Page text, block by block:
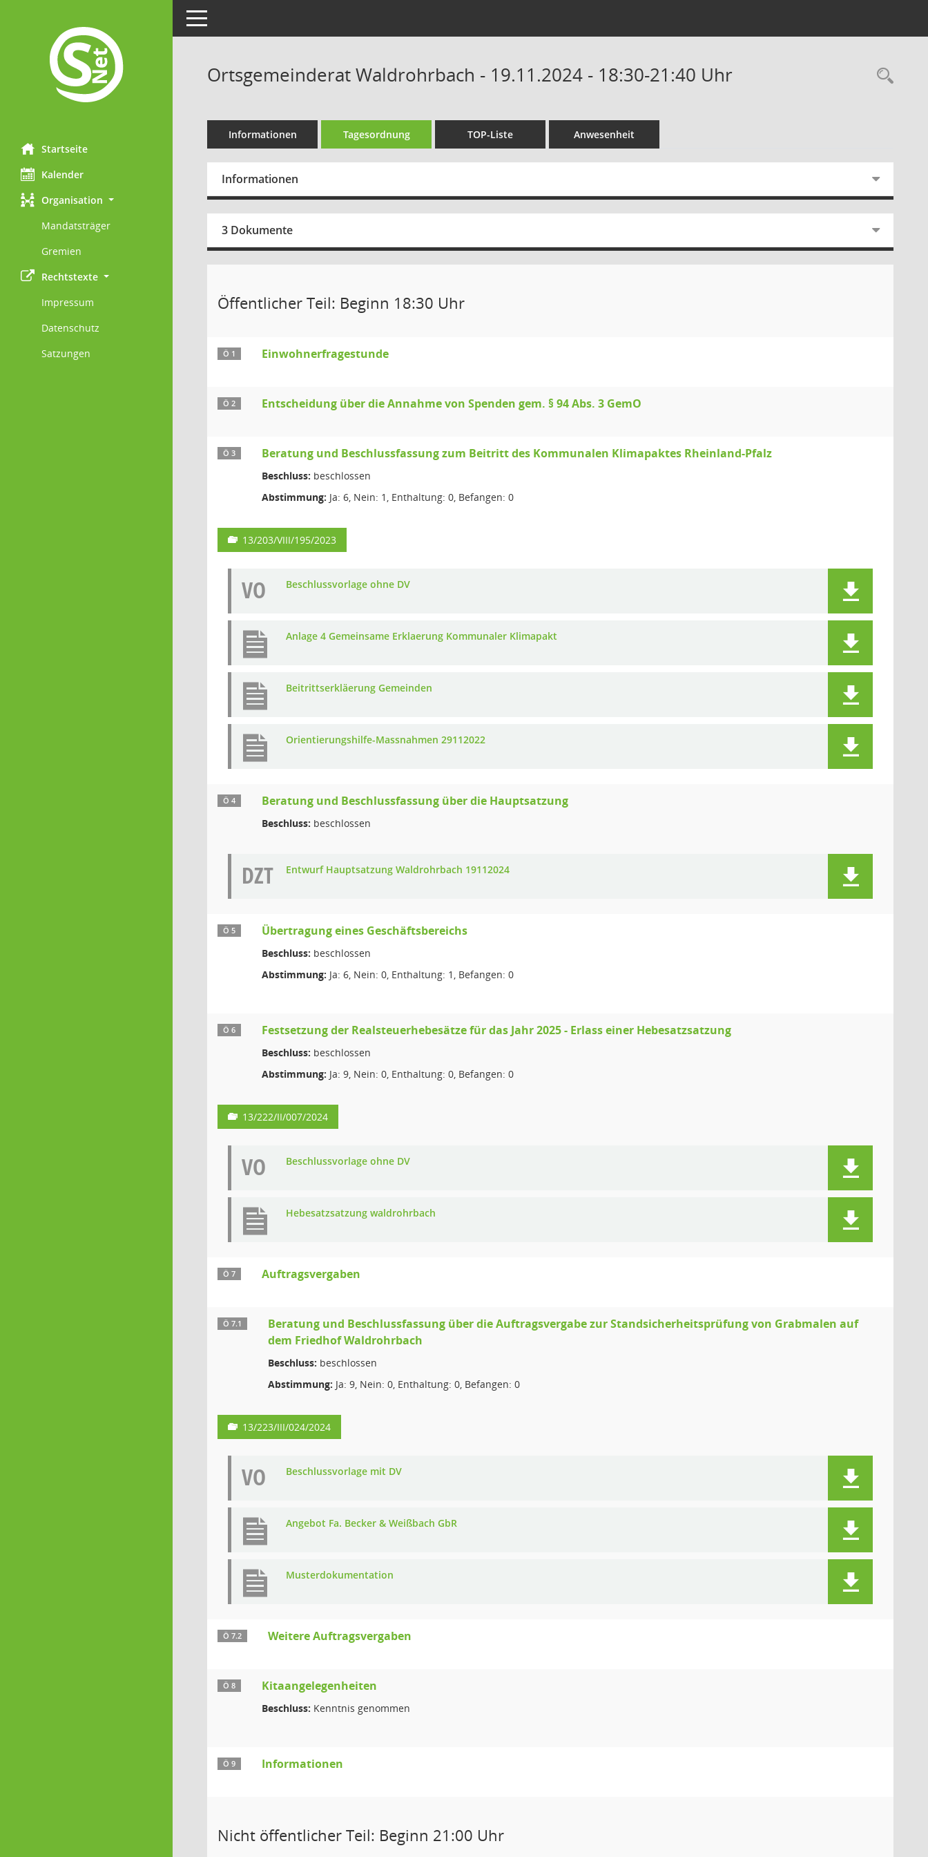
Startseite
Kalender
Organisation
Mandatsträger
Gremien
Rechtstexte
Impressum
Datenschutz
Satzungen
Toggle navigation
Ortsgemeinderat Waldrohrbach - 19.11.2024 - 18:30-21:40 Uhr
Informationen Tagesordnung TOP-Liste Anwesenheit
Informationen
3 Dokumente
Öffentlicher Teil: Beginn 18:30 Uhr
Ö 1 Einwohnerfragestunde
Ö 2 Entscheidung über die Annahme von Spenden gem. § 94 Abs. 3 GemO
Ö 3 Beratung und Beschlussfassung zum Beitritt des Kommunalen Klimapaktes Rheinland-Pfalz
Beschluss: beschlossen
Abstimmung: Ja: 6, Nein: 1, Enthaltung: 0, Befangen: 0
13/203/VIII/195/2023
VO Beschlussvorlage ohne DV
Anlage 4 Gemeinsame Erklaerung Kommunaler Klimapakt
Beitrittserkläerung Gemeinden
Orientierungshilfe-Massnahmen 29112022
Ö 4 Beratung und Beschlussfassung über die Hauptsatzung
Beschluss: beschlossen
DZT Entwurf Hauptsatzung Waldrohrbach 19112024
Ö 5 Übertragung eines Geschäftsbereichs
Beschluss: beschlossen
Abstimmung: Ja: 6, Nein: 0, Enthaltung: 1, Befangen: 0
Ö 6 Festsetzung der Realsteuerhebesätze für das Jahr 2025 - Erlass einer Hebesatzsatzung
Beschluss: beschlossen
Abstimmung: Ja: 9, Nein: 0, Enthaltung: 0, Befangen: 0
13/222/II/007/2024
VO Beschlussvorlage ohne DV
Hebesatzsatzung waldrohrbach
Ö 7 Auftragsvergaben
Ö 7.1
Beratung und Beschlussfassung über die Auftragsvergabe zur Standsicherheitsprüfung von Grabmalen auf
dem Friedhof Waldrohrbach
Beschluss: beschlossen
Abstimmung: Ja: 9, Nein: 0, Enthaltung: 0, Befangen: 0
13/223/III/024/2024
VO Beschlussvorlage mit DV
Angebot Fa. Becker & Weißbach GbR
Musterdokumentation
Ö 7.2 Weitere Auftragsvergaben
Ö 8 Kitaangelegenheiten
Beschluss: Kenntnis genommen
Ö 9 Informationen
Nicht öffentlicher Teil: Beginn 21:00 Uhr